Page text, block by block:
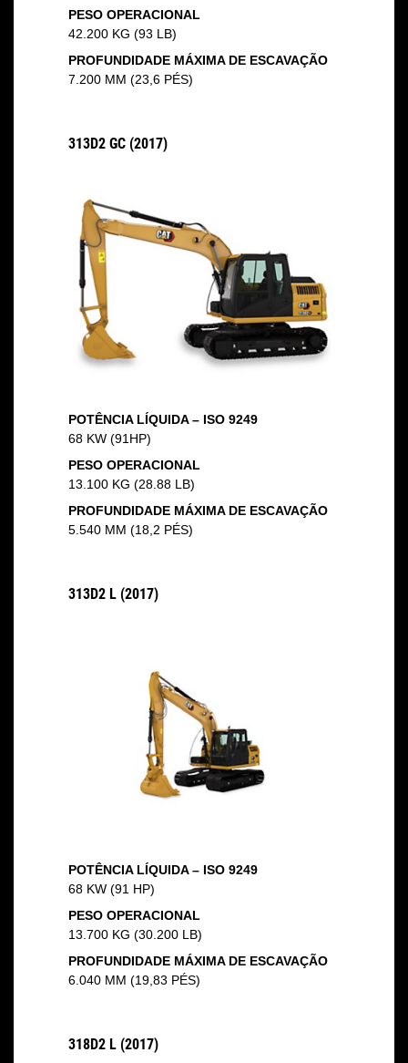
PESO OPERACIONAL
42.200 KG (93 LB)
PROFUNDIDADE MÁXIMA DE ESCAVAÇÃO
7.200 MM (23,6 PÉS)
313D2 GC (2017)
POTÊNCIA LÍQUIDA – ISO 9249
68 KW (91HP)
PESO OPERACIONAL
13.100 KG (28.88 LB)
PROFUNDIDADE MÁXIMA DE ESCAVAÇÃO
5.540 MM (18,2 PÉS)
313D2 L (2017)
POTÊNCIA LÍQUIDA – ISO 9249
68 KW (91 HP)
PESO OPERACIONAL
13.700 KG (30.200 LB)
PROFUNDIDADE MÁXIMA DE ESCAVAÇÃO
6.040 MM (19,83 PÉS)
318D2 L (2017)